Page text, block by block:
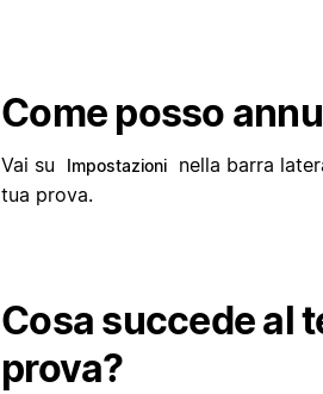
Come posso
Vai su Impostazioni nella barra
tua prova.
Cosa succede al
prova?